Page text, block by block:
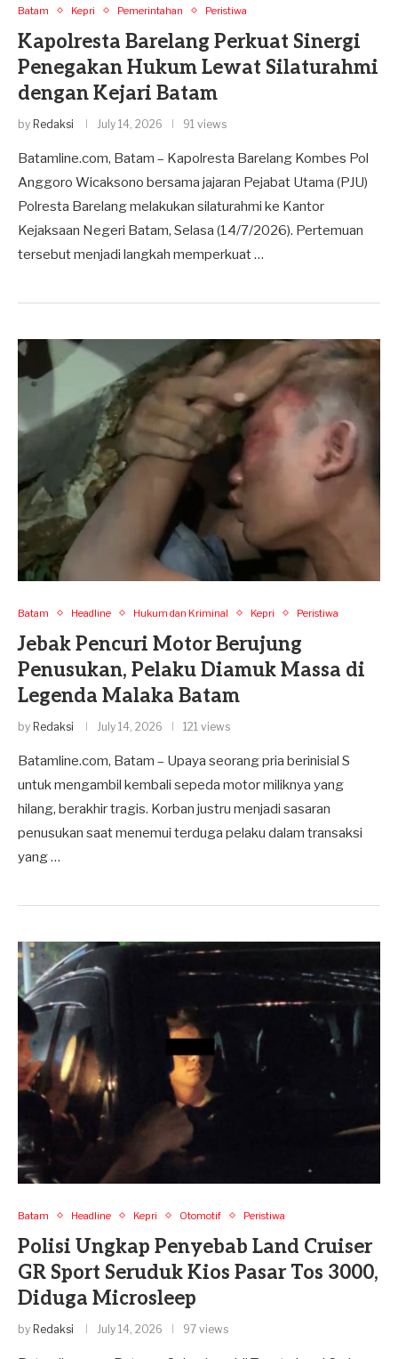
Batam Kepri Pemerintahan Peristiwa
Kapolresta Barelang Perkuat Sinergi
Penegakan Hukum Lewat Silaturahmi
dengan Kejari Batam
by Redaksi July 14, 2026 91 views
Batamline.com, Batam – Kapolresta Barelang Kombes Pol
Anggoro Wicaksono bersama jajaran Pejabat Utama (PJU)
Polresta Barelang melakukan silaturahmi ke Kantor
Kejaksaan Negeri Batam, Selasa (14/7/2026). Pertemuan
tersebut menjadi langkah memperkuat …
Batam Headline Hukum dan Kriminal Kepri Peristiwa
Jebak Pencuri Motor Berujung
Penusukan, Pelaku Diamuk Massa di
Legenda Malaka Batam
by Redaksi July 14, 2026 121 views
Batamline.com, Batam – Upaya seorang pria berinisial S
untuk mengambil kembali sepeda motor miliknya yang
hilang, berakhir tragis. Korban justru menjadi sasaran
penusukan saat menemui terduga pelaku dalam transaksi
yang …
Batam Headline Kepri Otomotif Peristiwa
Polisi Ungkap Penyebab Land Cruiser
GR Sport Seruduk Kios Pasar Tos 3000,
Diduga Microsleep
by Redaksi July 14, 2026 97 views